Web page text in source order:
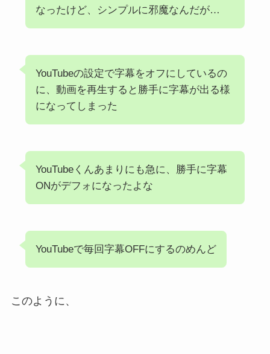
なったけど、シンプルに邪魔なんだが…
YouTubeの設定で字幕をオフにしているの
に、動画を再生すると勝手に字幕が出る様
になってしまった
YouTubeくんあまりにも急に、勝手に字幕
ONがデフォになったよな
YouTubeで毎回字幕OFFにするのめんど
このように、